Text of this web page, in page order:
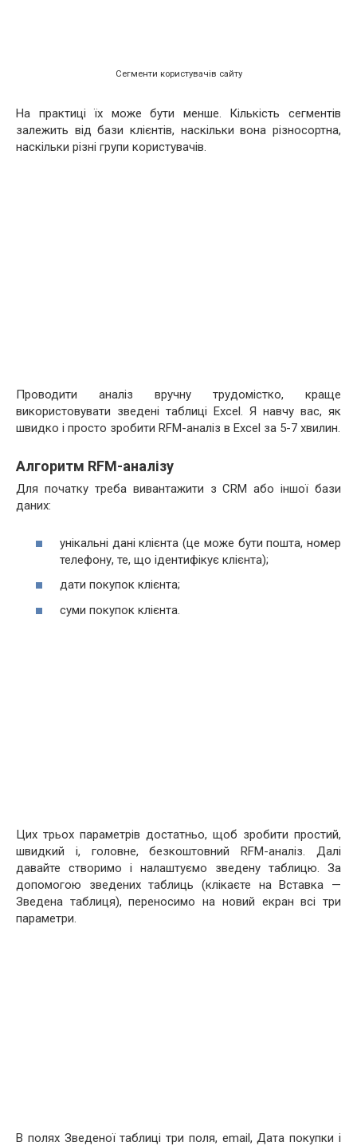
Сегменти користувачів сайту
На практиці їх може бути менше. Кількість сегментів
залежить від бази клієнтів, наскільки вона різносортна,
наскільки різні групи користувачів.
Проводити аналіз вручну трудомістко, краще
використовувати зведені таблиці Excel. Я навчу вас, як
швидко і просто зробити RFM-аналіз в Excel за 5-7 хвилин.
Алгоритм RFM-аналізу
Для початку треба вивантажити з CRM або іншої бази
даних:
унікальні дані клієнта (це може бути пошта, номер
телефону, те, що ідентифікує клієнта);
дати покупок клієнта;
суми покупок клієнта.
Цих трьох параметрів достатньо, щоб зробити простий,
швидкий і, головне, безкоштовний RFM-аналіз. Далі
давайте створимо і налаштуємо зведену таблицю. За
допомогою зведених таблиць (клікаєте на Вставка —
Зведена таблиця), переносимо на новий екран всі три
параметри.
В полях Зведеної таблиці три поля, email, Дата покупки і